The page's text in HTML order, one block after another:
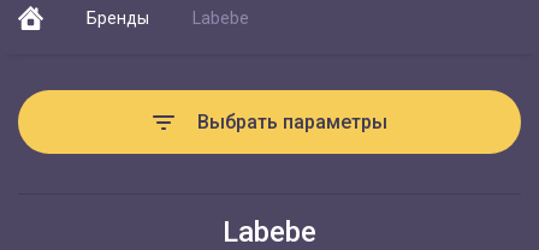
Бренды Labebe
Выбрать параметры
Labebe